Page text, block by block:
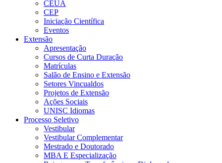
CEUA
CEP
Iniciação Científica
Eventos
Extensão
Apresentação
Cursos de Curta Duração
Matrículas
Salão de Ensino e Extensão
Setores Vincualdos
Projetos de Extensão
Ações Sociais
UNISC Idiomas
Processo Seletivo
Vestibular
Vestibular Complementar
Mestrado e Doutorado
MBA E Especialização